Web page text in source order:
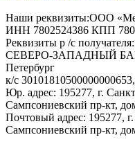
Наши реквизиты:ООО
ИНН 7802524386 КПП
Реквизиты р /с
СЕВЕРО-ЗАПАДНЫЙ
Петербург
к/с
Юр. адрес: 195277, г.
Сампсониевский пр-кт,
Почтовый адрес: 195277,
Сампсониевский пр-кт,